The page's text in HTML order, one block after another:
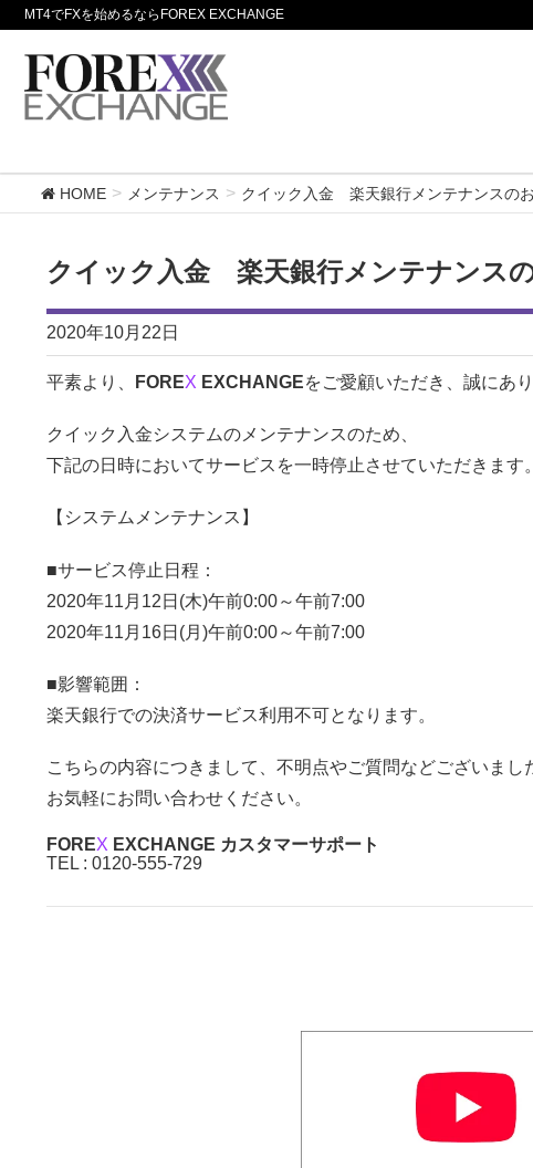
MT4でFXを始めるならFOREX EXCHANGE
HOME メンテナンス クイック入金 楽天銀行メンテナンスの
クイック入金 楽天銀行メンテナンスの
2020年10月22日
平素より、 FOREX EXCHANGEをご愛顧いただき、誠にあ
クイック入金システムのメンテナンスのため、
下記の日時においてサービスを一時停止させていただきます。
【システムメンテナンス】
■サービス停止日程：
2020年11月12日(木)午前0:00～午前7:00
2020年11月16日(月)午前0:00～午前7:00
■影響範囲：
楽天銀行での決済サービス利用不可となります。
こちらの内容につきまして、不明点やご質問などございまし
お気軽にお問い合わせください。
FOREX EXCHANGE カスタマーサポート
TEL : 0120-555-729